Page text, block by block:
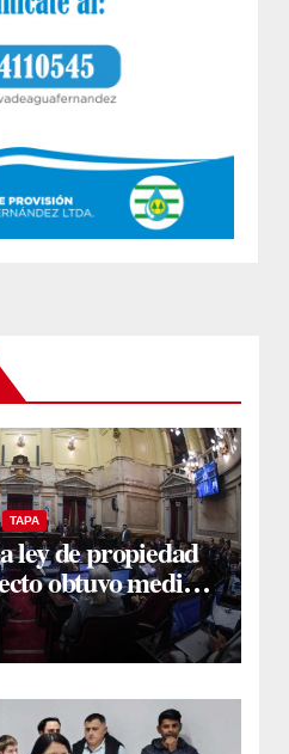
TAPA
ley de propiedad
obtuvo media